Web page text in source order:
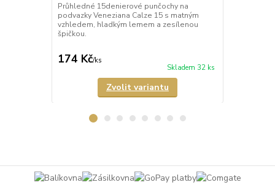
Průhledné 15denierové punčochy na
podvazky Veneziana Calze 15 s matným
vzhledem, hladkým lemem a zesílenou
špičkou.
174 Kč/ks
Skladem 32 ks
Zvolit variantu